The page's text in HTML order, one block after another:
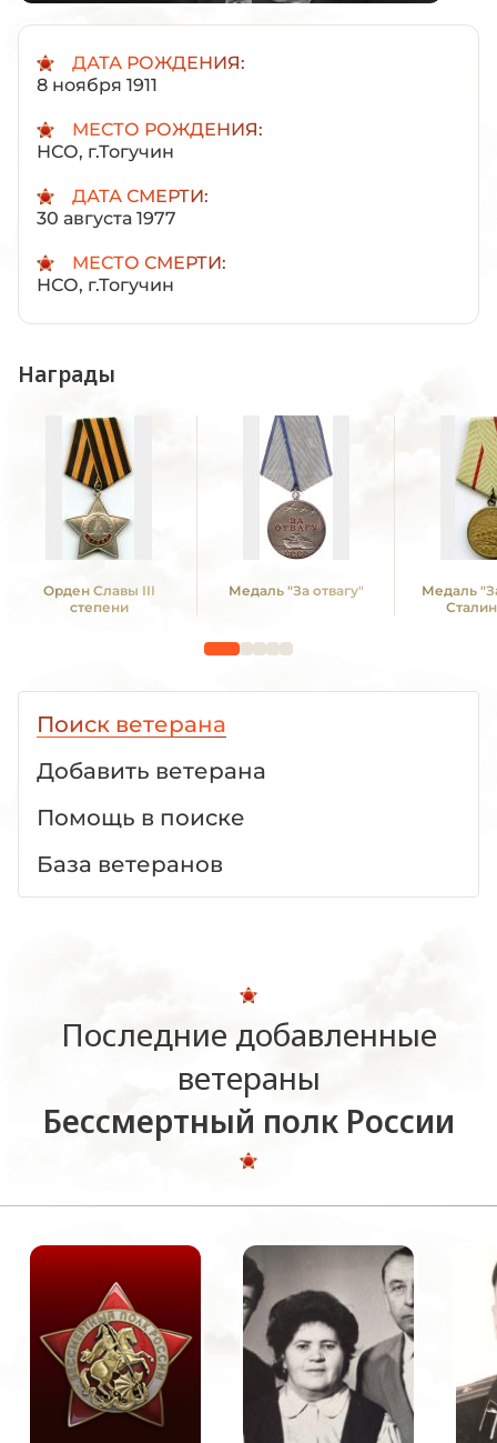
ДАТА РОЖДЕНИЯ:
8 ноября 1911
МЕСТО РОЖДЕНИЯ:
НСО, г.Тогучин
ДАТА СМЕРТИ:
30 августа 1977
МЕСТО СМЕРТИ:
НСО, г.Тогучин
Награды
Орден Славы III
степени
Медаль "За отвагу"
Медаль
Поиск ветерана
Добавить ветерана
Помощь в поиске
База ветеранов
Последние добавленные
ветераны
Бессмертный полк России